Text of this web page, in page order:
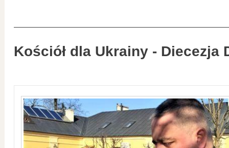
Kościół dla Ukrainy - Diecezja